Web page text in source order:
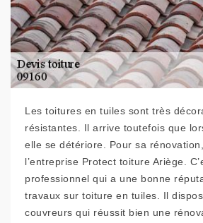
Les toitures en tuiles sont très
résistantes. Il arrive toutefois que
elle se détériore. Pour sa
l’entreprise Protect toiture Ariège.
professionnel qui a une bonne
travaux sur toiture en tuiles. Il
couvreurs qui réussit bien une